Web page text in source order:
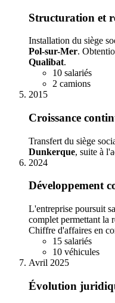
Structuration et
Installation du siège
Pol-sur-Mer.
Qualibat.
10 salariés
2 camions
2015
Croissance
Transfert du siège
Dunkerque, suite à
2024
Développement
L'entreprise poursuit
complet permettant la
Chiffre d'affaires en
15 salariés
10 véhicules
Avril 2025
Évolution